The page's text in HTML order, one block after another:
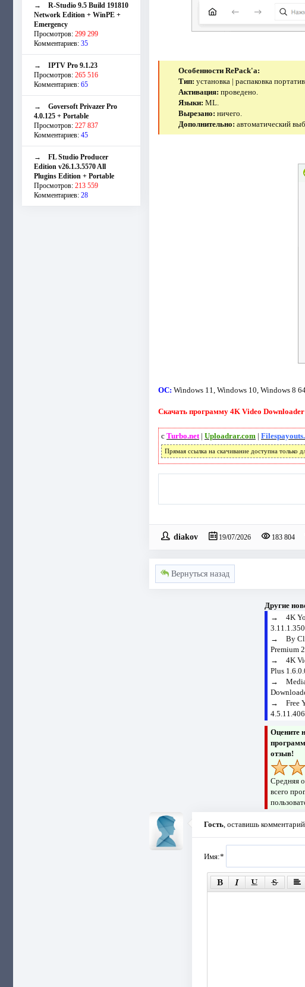
→ R-Studio 9.5 Build 191810
Network Edition + WinPE +
Emergency
Просмотров: 299 299
Комментариев: 35
→ IPTV Pro 9.1.23
Просмотров: 265 516
Комментариев: 65
→ Goversoft Privazer Pro
4.0.125 + Portable
Просмотров: 227 837
Комментариев: 45
→ FL Studio Producer
Edition v26.1.3.5570 All
Plugins Edition + Portable
Просмотров: 213 559
Комментариев: 28
Особенности RePack'a:
Тип: установка | распаковка
Активация: проведено.
Языки: ML.
Вырезано: ничего.
Дополнительно: автоматический
ОС: Windows 11, Windows 10, Windows 8
Скачать программу 4K Video
с Turbo.net| Uploadrar.com|
Прямая ссылка на скачивание доступна только
diakov 19/07/2026 183 804
Вернуться назад
Другие
→4K
→By
Premium
→4K
Plus
→
→Free
Оцените
отзыв!
Средняя
всего
Гость, оставишь
Имя:*